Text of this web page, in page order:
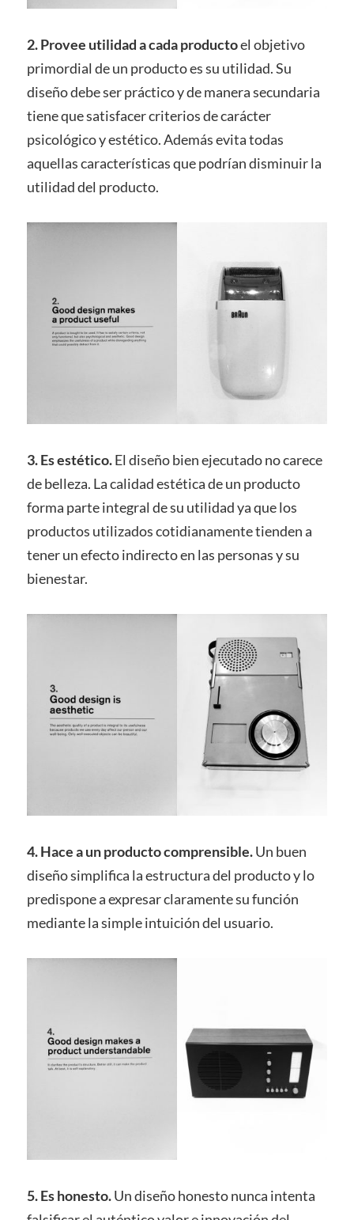
2. Provee utilidad a cada productoel objetivo
primordial de un producto es su utilidad. Su
diseño debe ser práctico y de manera secundaria
tiene que satisfacer criterios de carácter
psicológico y estético. Además evita todas
aquellas características que podrían disminuir la
utilidad del producto.
3.Es estético.El diseño bien ejecutado no carece
de belleza. La calidad estética de un producto
forma parte integral de su utilidad ya que los
productos utilizados cotidianamente tienden a
tener un efecto indirecto en las personas y su
bienestar.
4. Hace a un producto comprensible.Un buen
diseño simplifica la estructura del producto y lo
predispone a expresar claramente su función
mediante la simple intuición del usuario.
5. Es honesto.Un diseño honesto nunca intenta